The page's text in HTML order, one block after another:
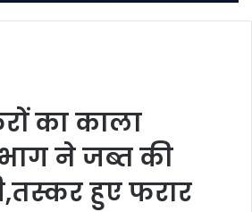
का काला
ने जब्त की
हुए फरार